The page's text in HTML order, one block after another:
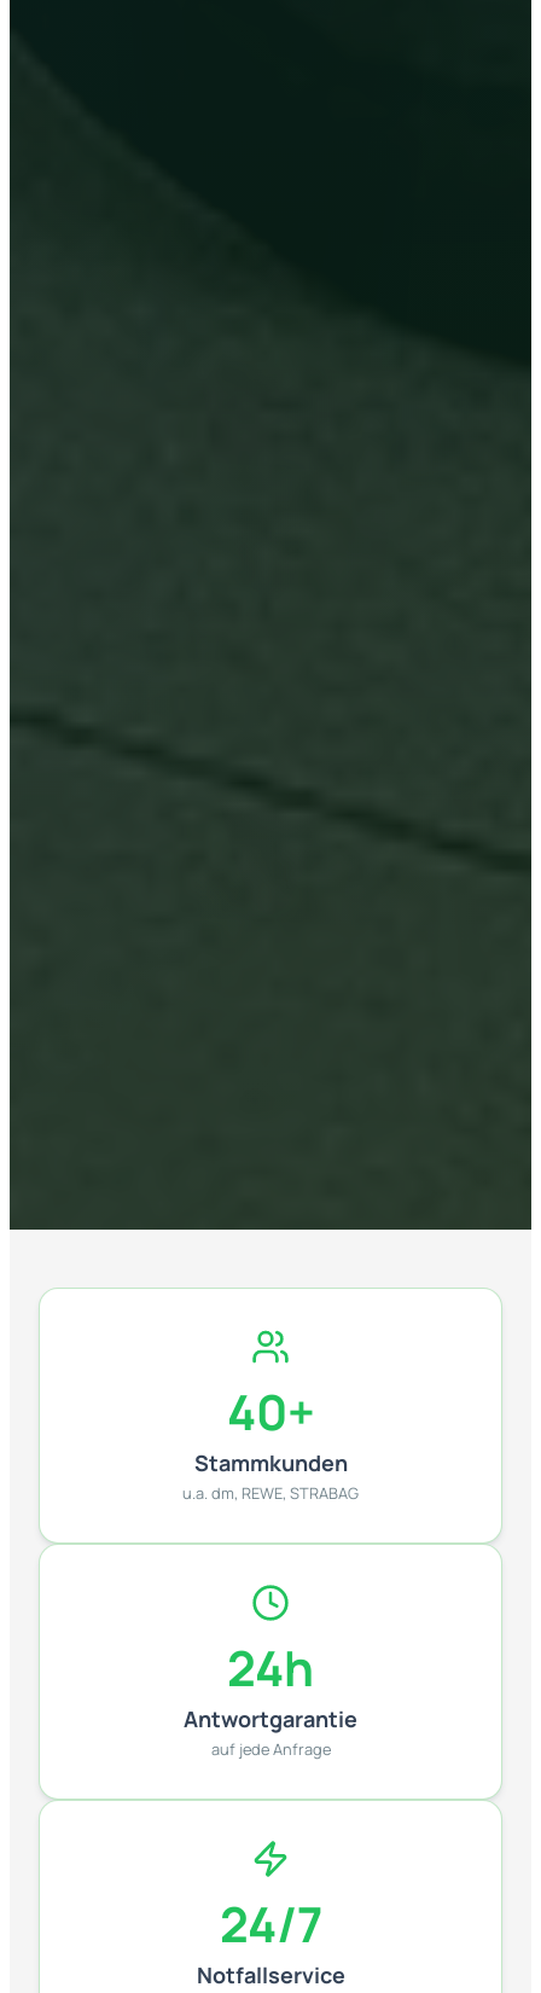
40+
Stammkunden
u.a. dm, REWE, STRABAG
24h
Antwortgarantie
auf jede Anfrage
24/7
Notfallservice